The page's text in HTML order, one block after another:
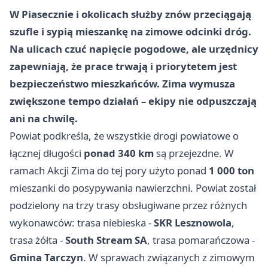
W Piasecznie i okolicach służby znów przeciągają
szufle i sypią mieszankę na zimowe odcinki dróg.
Na ulicach czuć napięcie pogodowe, ale urzędnicy
zapewniają, że prace trwają i priorytetem jest
bezpieczeństwo mieszkańców. Zima wymusza
zwiększone tempo działań – ekipy nie odpuszczają
ani na chwilę.
Powiat podkreśla, że wszystkie drogi powiatowe o
łącznej długości ponad 340 km są przejezdne. W
ramach Akcji Zima do tej pory użyto ponad 1 000 ton
mieszanki do posypywania nawierzchni. Powiat został
podzielony na trzy trasy obsługiwane przez różnych
wykonawców: trasa niebieska -SKR Lesznowola,
trasa żółta -South Stream SA, trasa pomarańczowa -
Gmina Tarczyn. W sprawach związanych z zimowym